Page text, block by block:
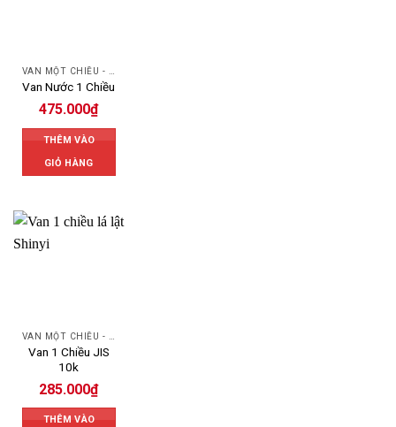
Van Nước 1 Chiều
475.000₫
THÊM VÀO
GIỎ HÀNG
Van 1 Chiều JIS
10k
285.000₫
THÊM VÀO